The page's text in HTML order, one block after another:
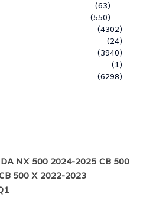
(63)
(550)
(4302)
(24)
(3940)
(1)
(6298)
NX 500 2024-2025 CB 500
500 X 2022-2023